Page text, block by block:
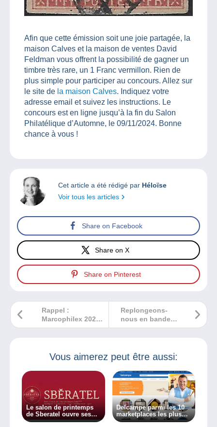
Afin que cette émission soit une joie partagée, la
maison Calves et la maison de ventes David
Feldman vous offrent la possibilité de gagner un
timbre très rare, un 1 Franc vermillon. Rien de
plus simple pour participer au concours. Allez sur
le site de la maison Calves. Indiquez votre
adresse email et suivez les instructions. Le
concours est en ligne jusqu’à la fin du Salon
Philatélique d’Automne, le 09/11/2024. Bonne
chance à vous !
Cet article a été rédigé par Héloïse
Voir tous les articles
Share on Facebook
Share on X
Share on Pinterest
Replongeons-
nous en bande
dessiée dans la
Rappel :
Marcophilex 2024
a lieu ce week-end
Vous aimerez peut être aussi:
Le salon de printemps
de Sberatel ouvre ses
portes les 27 et 28 mars
Delcampe parmi les 10
marketplaces les plus
durables d’Europe.